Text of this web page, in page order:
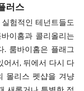
러스
험적인 테넌트들도
이홈과 콜리올리는
. 룸바이홈은 플래그
어서, 뒤에서 다시 다
몰리스 펫샵을 겨냥